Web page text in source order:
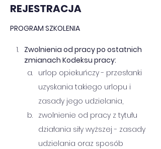
REJESTRACJA
PROGRAM SZKOLENIA
Zwolnienia od pracy po ostatnich
zmianach Kodeksu pracy:
urlop opiekuńczy - przesłanki
uzyskania takiego urlopu i
zasady jego udzielania,
zwolnienie od pracy z tytułu
działania siły wyższej - zasady
udzielania oraz sposób